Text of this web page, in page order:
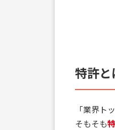
特許
「業界ト
そもそも